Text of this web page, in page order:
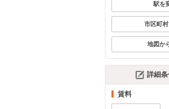
駅を
市区町
地図か
詳細
賃料